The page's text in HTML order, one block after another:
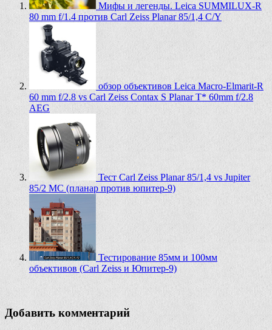
Мифы и легенды. Leica SUMMILUX-R
80 mm f/1.4 против Carl Zeiss Planar 85/1,4 C/Y
обзор объективов Leica Macro-Elmarit-R
60 mm f/2.8 vs Carl Zeiss Contax S Planar T* 60mm f/2.8
AEG
Тест Carl Zeiss Planar 85/1,4 vs Jupiter
85/2 MC (планар против юпитер-9)
Тестирование 85мм и 100мм
объективов (Carl Zeiss и Юпитер-9)
Добавить комментарий